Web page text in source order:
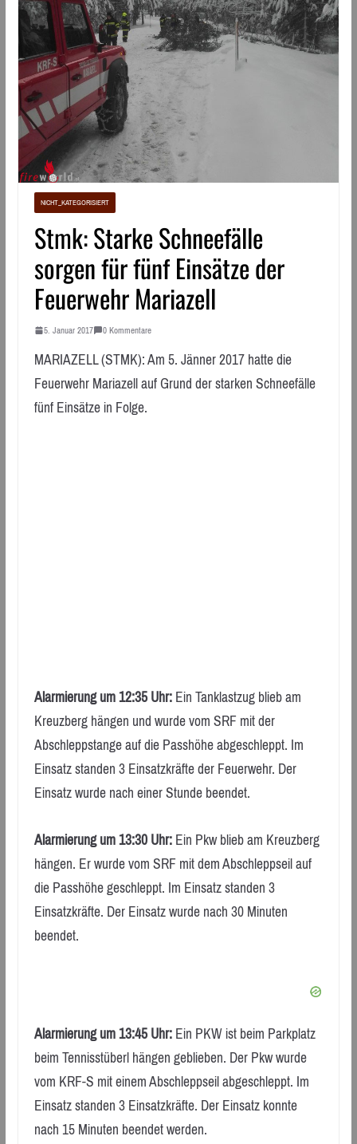
NICHT_KATEGORISIERT
Stmk: Starke Schneefälle
sorgen für fünf Einsätze der
Feuerwehr Mariazell
5. Januar 2017 0 Kommentare
MARIAZELL (STMK): Am 5. Jänner 2017 hatte die
Feuerwehr Mariazell auf Grund der starken Schneefälle
fünf Einsätze in Folge.
Alarmierung um 12:35 Uhr:Ein Tanklastzug blieb am
Kreuzberg hängen und wurde vom SRF mit der
Abschleppstange auf die Passhöhe abgeschleppt. Im
Einsatz standen 3 Einsatzkräfte der Feuerwehr. Der
Einsatz wurde nach einer Stunde beendet.
Alarmierung um 13:30 Uhr:Ein Pkw blieb am Kreuzberg
hängen. Er wurde vom SRF mit dem Abschleppseil auf
die Passhöhe geschleppt. Im Einsatz standen 3
Einsatzkräfte. Der Einsatz wurde nach 30 Minuten
beendet.
Alarmierung um 13:45 Uhr:Ein PKW ist beim Parkplatz
beim Tennisstüberl hängen geblieben. Der Pkw wurde
vom KRF-S mit einem Abschleppseil abgeschleppt. Im
Einsatz standen 3 Einsatzkräfte. Der Einsatz konnte
nach 15 Minuten beendet werden.